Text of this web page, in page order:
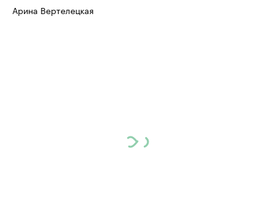
Арина Вертелецкая